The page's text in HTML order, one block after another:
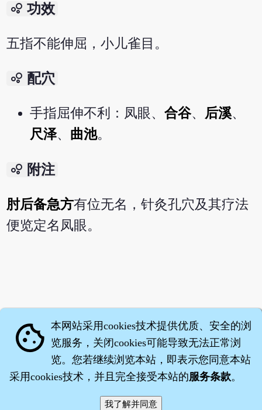
bubble_chart 功效
五指不能伸屈，小儿雀目。
bubble_chart 配穴
手指屈伸不利：凤眼、合谷、 后溪、
尺泽、 曲池。
bubble_chart 附注
肘后备急方有位无名，针灸孔穴及其疗法
便览定名凤眼。
·沈药子©2008～2026
cookie 本网站采用cookies技术提供优质、安全的浏
览服务，关闭cookies可能导致无法正常浏
览。您若继续浏览本站，即表示您同意本站
采用cookies技术，并且完全接受本站的服务条款。